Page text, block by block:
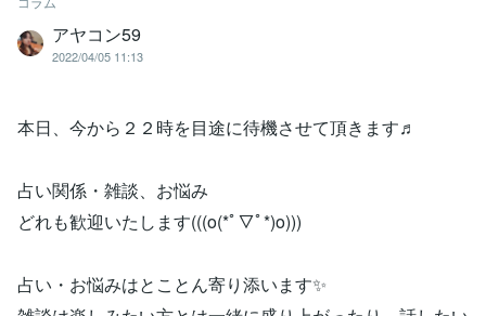
アヤコン59
2022/04/05 11:13
本日、今から２２時を目途に待機させて頂きます♬
占い関係・雑談、お悩み
どれも歓迎いたします(((o(*ﾟ▽ﾟ*)o)))
占い・お悩みはとことん寄り添います✨